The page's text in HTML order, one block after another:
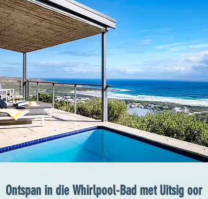
Ontspan in die Whirlpool-Bad met Uitsig oor